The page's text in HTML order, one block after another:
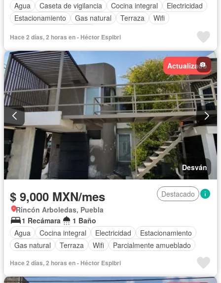
Agua
Caseta de vigilancia Cocina integral
Electricidad
Estacionamiento
Gas natural Terraza
Wifi
Hace 2 días, 2 horas en - Héctor Espibri
Actualizado
Desván
$ 9,000 MXN/mes
Destacado
Rincón Arboledas, Puebla
1 Recámara
1 Baño
Agua
Cocina integral Electricidad
Estacionamiento
Gas natural
Terraza Wifi Parcialmente amueblado
Hace 2 días, 2 horas en - Héctor Espibri